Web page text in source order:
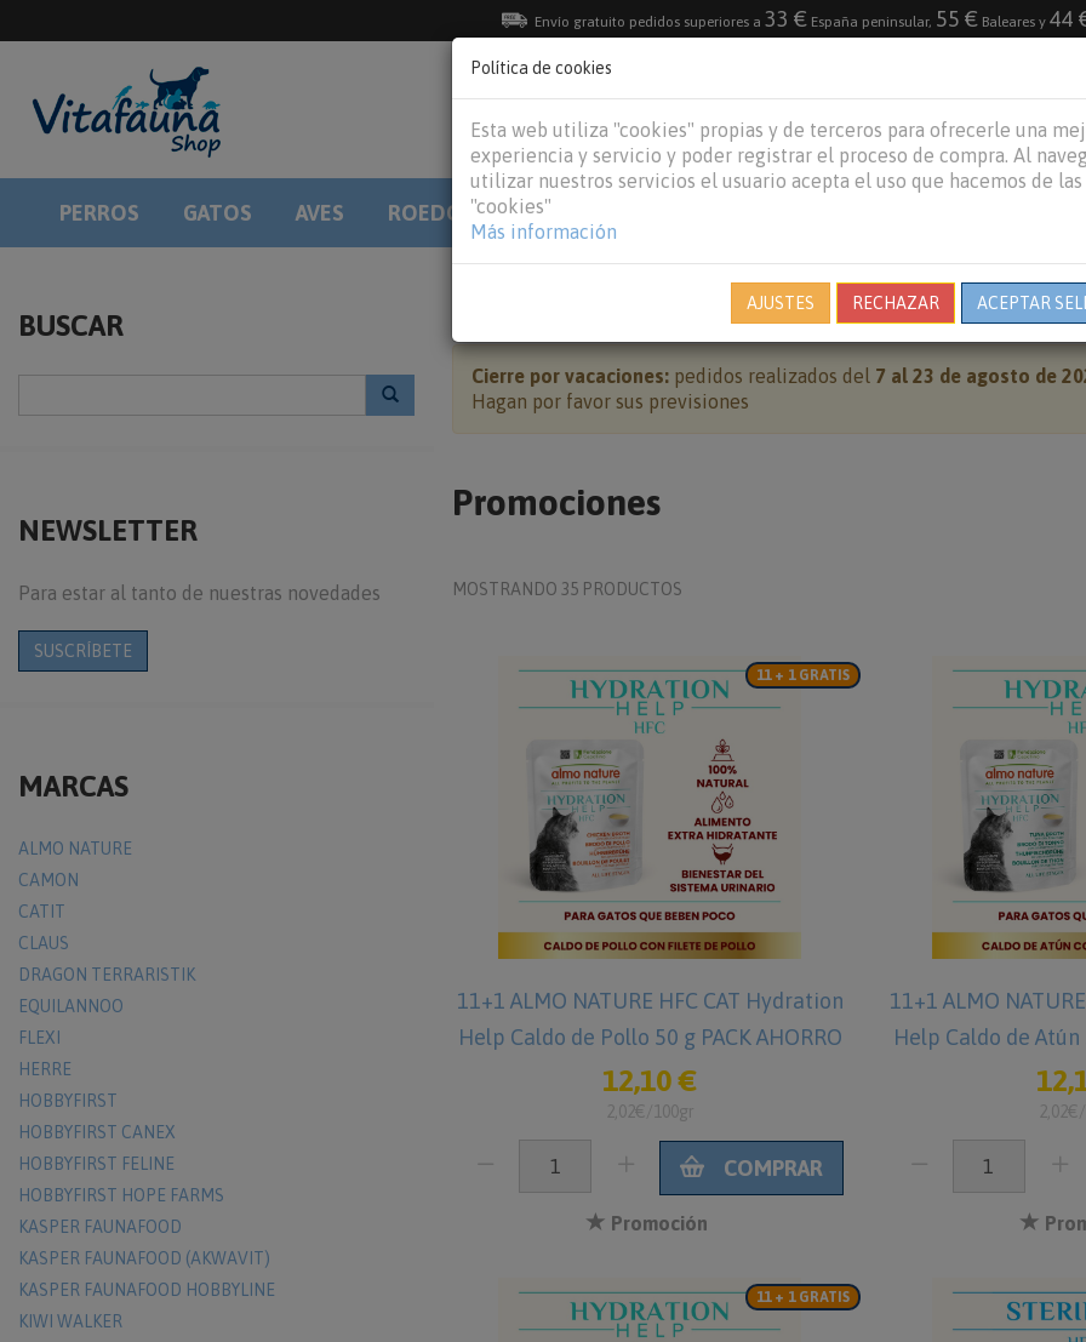
Envío gratuito pedidos superiores a 33 € España peninsular, 55 € Baleares y 44
DESTACADO
VACACIONES DE VERANO 2026
PERROS GATOS AVES ROEDORES REPTILES
BUSCAR
NEWSLETTER
Para estar al tanto de nuestras novedades
SUSCRÍBETE
MARCAS
ALMO NATURE
CAMON
CATIT
CLAUS
DRAGON TERRARISTIK
EQUILANNOO
FLEXI
HERRE
HOBBYFIRST
HOBBYFIRST CANEX
HOBBYFIRST FELINE
HOBBYFIRST HOPE FARMS
KASPER FAUNAFOOD
KASPER FAUNAFOOD (AKWAVIT)
KASPER FAUNAFOOD HOBBYLINE
KIWI WALKER
Cierre por vacaciones:pedidos realizados del 7 al 23 de agosto de
Hagan por favor sus previsiones
Promociones
MOSTRANDO 35 PRODUCTOS
11 + 1 GRATIS
11+1 ALMO NATURE HFC CAT Hydration
Help Caldo de Pollo 50 g PACK AHORRO
12,10 €
2,02€/100gr
COMPRAR
Promoción
11+1 ALMO
Help Caldo de Atún
11 + 1 GRATIS
Política de cookies
Esta web utiliza "cookies" propias y de terceros para ofrecerle una
experiencia y servicio y poder registrar el proceso de compra. Al
utilizar nuestros servicios el usuario acepta el uso que hacemos de las
"cookies"
Más información
AJUSTES RECHAZAR ACEPTAR